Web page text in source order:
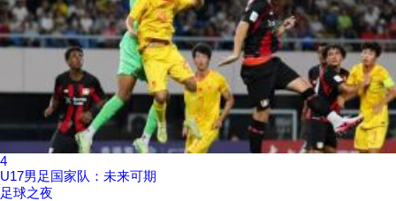
4
U17男足国家队：未来可期
足球之夜